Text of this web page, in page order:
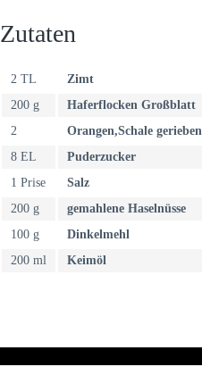
Zutaten
2 TL
Zimt
200 g
Haferflocken Großblatt
2
Orangen,Schale gerieben
8 EL
Puderzucker
1 Prise
Salz
200 g
gemahlene Haselnüsse
100 g
Dinkelmehl
200 ml
Keimöl